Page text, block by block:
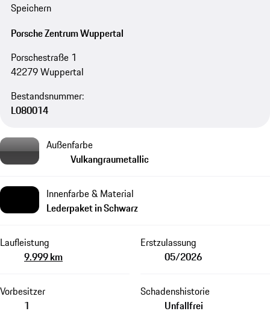
Speichern
Porsche Zentrum Wuppertal
Porschestraße 1
42279 Wuppertal
Bestandsnummer:
L080014
Außenfarbe
Vulkangraumetallic
Innenfarbe & Material
Lederpaket in Schwarz
Laufleistung
9.999 km
Erstzulassung
05/2026
Vorbesitzer
1
Schadenshistorie
Unfallfrei